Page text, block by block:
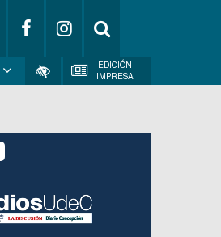
EDICIÓN
IMPRESA